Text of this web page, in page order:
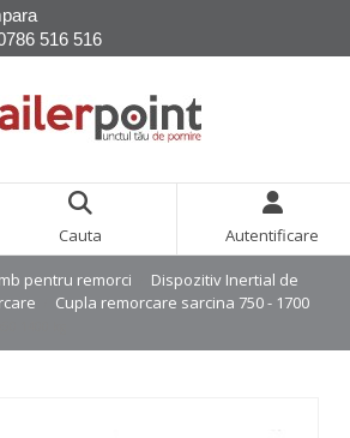
516 516
Cauta Autentificare
pentru remorci
Dispozitiv Inertial de
Cupla remorcare sarcina 750 - 1700